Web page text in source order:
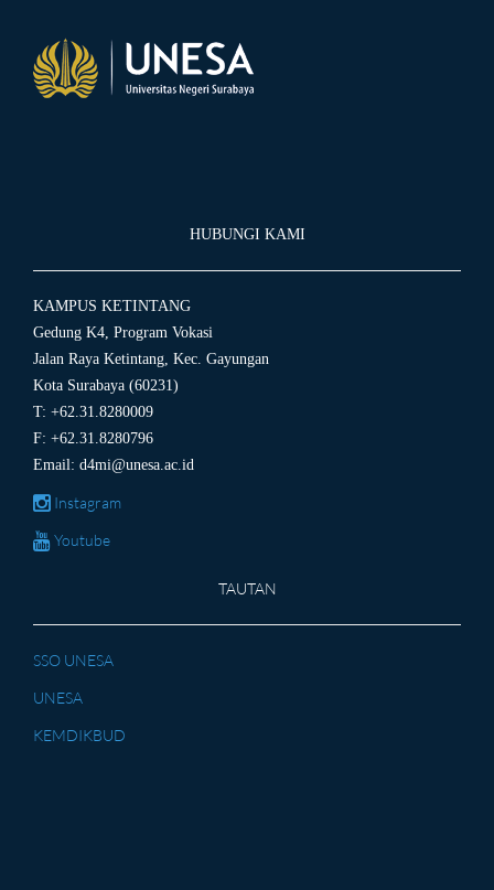
HUBUNGI KAMI
KAMPUS KETINTANG
Gedung K4, Program Vokasi
Jalan Raya Ketintang, Kec. Gayungan
Kota Surabaya (60231)
T: +62.31.8280009
F: +62.31.8280796
Email: d4mi@unesa.ac.id
Instagram
Youtube
TAUTAN
SSO UNESA
UNESA
KEMDIKBUD